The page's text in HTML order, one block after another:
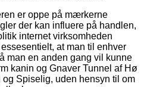
er oppe på mærkerne
der kan influere på handlen,
internet virksomheden
at man til enhver
man en anden gang vil kunne
kanin og Gnaver Tunnel af Hø
Spiselig, uden hensyn til om